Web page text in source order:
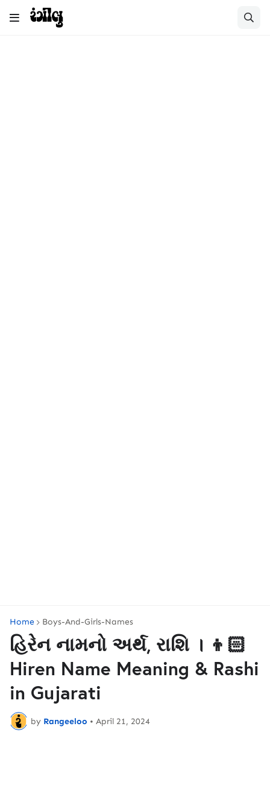
Home Boys-And-Girls-Names
હિરેન નામનો અર્થ, રાશિ । 👦🏻
Hiren Name Meaning & Rashi
in Gujarati
by Rangeeloo • April 21, 2024